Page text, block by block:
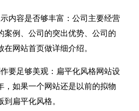
容是否够丰富：公司主要经营
案例、公司的突出优势、公司的
网站首页做详细介绍。
足够美观：扁平化风格网站设
，如果一个网站还是以前的拟物
扁平化风格。